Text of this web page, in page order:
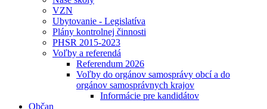
VZN
Ubytovanie - Legislatíva
Plány kontrolnej činnosti
PHSR 2015-2023
Voľby a referendá
Referendum 2026
Voľby do orgánov samosprávy obcí a do
orgánov samosprávnych krajov
Informácie pre kandidátov
Občan